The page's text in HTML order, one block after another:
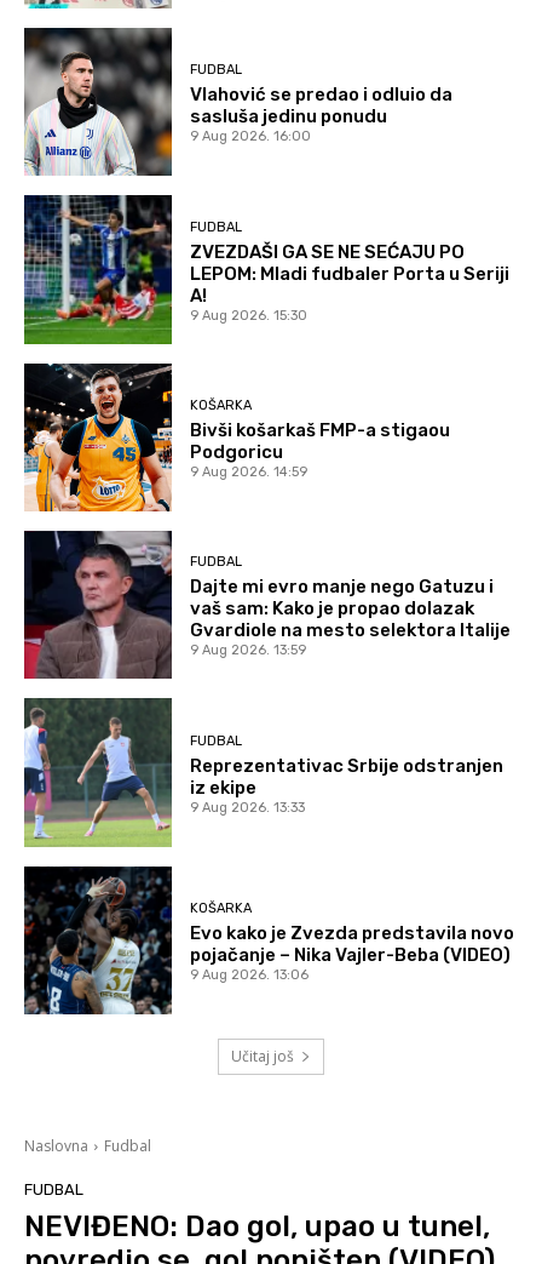
FUDBAL
Vlahović se predao i odluio da
sasluša jedinu ponudu
9 Aug 2026. 16:00
FUDBAL
ZVEZDAŠI GA SE NE SEĆAJU PO
LEPOM: Mladi fudbaler Porta u Seriji
A!
9 Aug 2026. 15:30
KOŠARKA
Bivši košarkaš FMP-a stigaou
Podgoricu
9 Aug 2026. 14:59
FUDBAL
Dajte mi evro manje nego Gatuzu i
vaš sam: Kako je propao dolazak
Gvardiole na mesto selektora Italije
9 Aug 2026. 13:59
FUDBAL
Reprezentativac Srbije odstranjen
iz ekipe
9 Aug 2026. 13:33
KOŠARKA
Evo kako je Zvezda predstavila novo
pojačanje – Nika Vajler-Beba (VIDEO)
9 Aug 2026. 13:06
Učitaj još